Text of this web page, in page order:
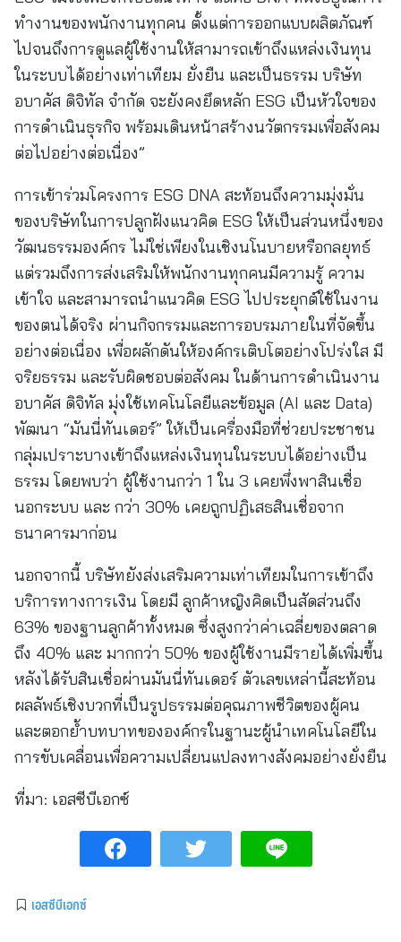
ทำงานของพนักงานทุกคน ตั้งแต่การออกแบบผลิตภัณฑ์
ไปจนถึงการดูแลผู้ใช้งานให้สามารถเข้าถึงแหล่งเงินทุน
ในระบบได้อย่างเท่าเทียม ยั่งยืน และเป็นธรรม บริษัท
อบาคัส ดิจิทัล จำกัด จะยังคงยึดหลัก ESG เป็นหัวใจของ
การดำเนินธุรกิจ พร้อมเดินหน้าสร้างนวัตกรรมเพื่อสังคม
ต่อไปอย่างต่อเนื่อง”
การเข้าร่วมโครงการ ESG DNA สะท้อนถึงความมุ่งมั่น
ของบริษัทในการปลูกฝังแนวคิด ESG ให้เป็นส่วนหนึ่งของ
วัฒนธรรมองค์กร ไม่ใช่เพียงในเชิงนโนบายหรือกลยุทธ์
แต่รวมถึงการส่งเสริมให้พนักงานทุกคนมีความรู้ ความ
เข้าใจ และสามารถนำแนวคิด ESG ไปประยุกต์ใช้ในงาน
ของตนได้จริง ผ่านกิจกรรมและการอบรมภายในที่จัดขึ้น
อย่างต่อเนื่อง เพื่อผลักดันให้องค์กรเติบโตอย่างโปร่งใส มี
จริยธรรม และรับผิดชอบต่อสังคม ในด้านการดำเนินงาน
อบาคัส ดิจิทัล มุ่งใช้เทคโนโลยีและข้อมูล (AI และ Data)
พัฒนา “มันนี่ทันเดอร์” ให้เป็นเครื่องมือที่ช่วยประชาชน
กลุ่มเปราะบางเข้าถึงแหล่งเงินทุนในระบบได้อย่างเป็น
ธรรม โดยพบว่า ผู้ใช้งานกว่า 1 ใน 3 เคยพึ่งพาสินเชื่อ
นอกระบบ และ กว่า 30% เคยถูกปฏิเสธสินเชื่อจาก
ธนาคารมาก่อน
นอกจากนี้ บริษัทยังส่งเสริมความเท่าเทียมในการเข้าถึง
บริการทางการเงิน โดยมี ลูกค้าหญิงคิดเป็นสัดส่วนถึง
63% ของฐานลูกค้าทั้งหมด ซึ่งสูงกว่าค่าเฉลี่ยของตลาด
ถึง 40% และ มากกว่า 50% ของผู้ใช้งานมีรายได้เพิ่มขึ้น
หลังได้รับสินเชื่อผ่านมันนี่ทันเดอร์ ตัวเลขเหล่านี้สะท้อน
ผลลัพธ์เชิงบวกที่เป็นรูปธรรมต่อคุณภาพชีวิตของผู้คน
และตอกย้ำบทบาทขององค์กรในฐานะผู้นำเทคโนโลยีใน
การขับเคลื่อนเพื่อความเปลี่ยนแปลงทางสังคมอย่างยั่งยืน
ที่มา: เอสซีบีเอกซ์
เอสซีบีเอกซ์